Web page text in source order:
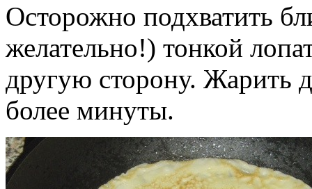
Осторожно подхватить
желательно!) тонкой
другую сторону. Жарить
более минуты.